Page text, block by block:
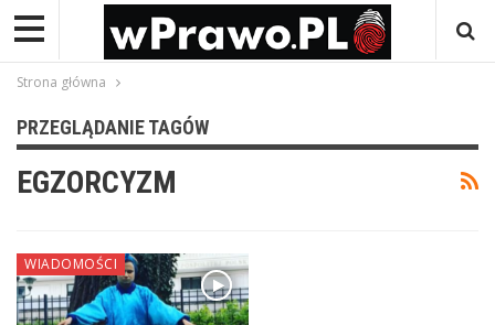
Strona główna
PRZEGLĄDANIE TAGÓW
EGZORCYZM
WIADOMOŚCI